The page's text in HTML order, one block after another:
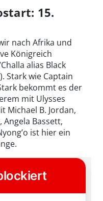
15.
nach Afrika und
Königreich
alias Black
Stark wie Captain
bekommt es der
mit Ulysses
Michael B. Jordan,
Angela Bassett,
ist hier ein